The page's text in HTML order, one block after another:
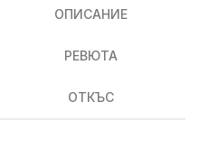
ОПИСАНИЕ
РЕВЮТА
ОТКЪС